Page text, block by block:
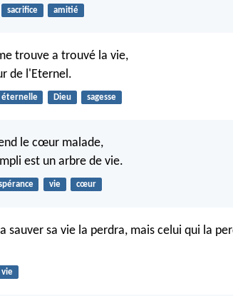
sacrifice amitié
trouve a trouvé la vie,
de l'Eternel.
éternelle Dieu sagesse
le cœur malade,
est un arbre de vie.
vie cœur
sauver sa vie la perdra, mais celui qui la
vie